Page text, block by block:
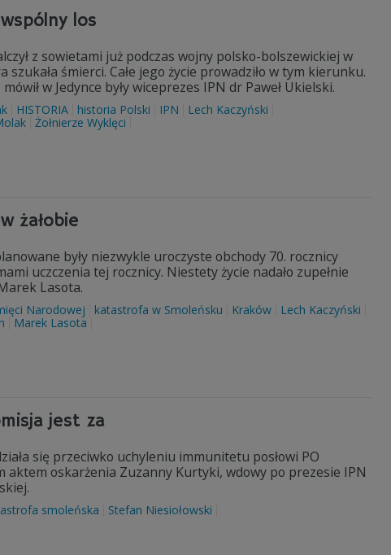
los
z sowietami już podczas wojny polsko-bolszewickiej w
śmierci. Całe jego życie prowadziło w tym kierunku.
w Jedynce były wiceprezes IPN dr Paweł Ukielski.
HISTORIA historia Polski IPN
Lech Kaczyński
Żołnierze Wyklęci
żałobie
były niezwykle uroczyste obchody 70. rocznicy
uczczenia tej rocznicy. Niestety życie nadało zupełnie
Lasota.
Narodowej katastrofa w Smoleńsku Kraków
Lech Kaczyński
Marek Lasota
jest za
się przeciwko uchyleniu immunitetu posłowi PO
oskarżenia Zuzanny Kurtyki, wdowy po prezesie IPN
smoleńska Stefan Niesiołowski